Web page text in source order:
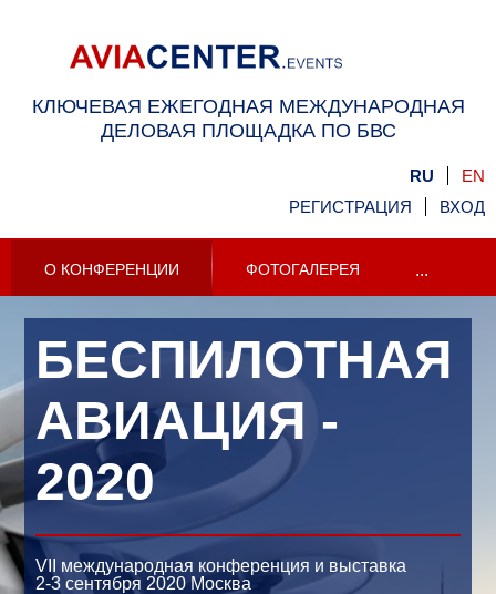
КЛЮЧЕВАЯ ЕЖЕГОДНАЯ МЕЖДУНАРОДНАЯ
ДЕЛОВАЯ ПЛОЩАДКА ПО БВС
RU
EN
РЕГИСТРАЦИЯ
ВХОД
О КОНФЕРЕНЦИИ ФОТОГАЛЕРЕЯ ...
БЕСПИЛОТНАЯ
АВИАЦИЯ -
2020
VII международная конференция и выставка
2-3 сентября 2020 Москва